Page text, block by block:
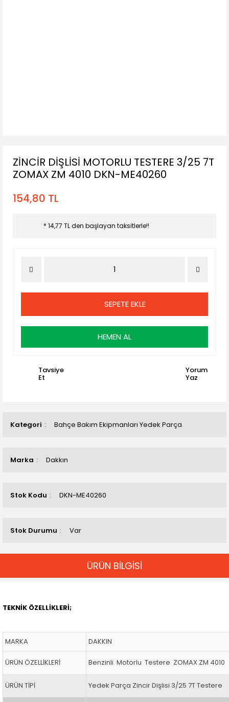
Kategori Bahçe Bakım Ekipmanları Yedek Parça
Marka Dakkın
Stok Kodu DKN-ME40260
Stok Durumu Var
ZİNCİR DİŞLİSİ MOTORLU TESTERE 3/25 7T
ZOMAX ZM 4010 DKN-ME40260
154,80 TL
* 14,77 TL den başlayan taksitlerle!!
SEPETE EKLE
HEMEN AL
Tavsiye
Et
Yorum
Yaz
ÜRÜN BİLGİSİ
TEKNİK ÖZELLİKLERİ;
MARKA DAKKIN
ÜRÜN ÖZELLİKLERİ Benzinli Motorlu Testere ZOMAX ZM
ÜRÜN TİPİ Yedek Parça Zincir Dişlisi 3/25 7T Testere